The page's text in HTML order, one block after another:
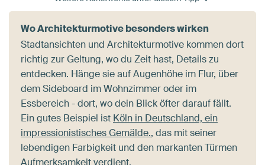
Wo Architekturmotive besonders wirken
Stadtansichten und Architekturmotive kommen dort
richtig zur Geltung, wo du Zeit hast, Details zu
entdecken. Hänge sie auf Augenhöhe im Flur, über
dem Sideboard im Wohnzimmer oder im
Essbereich - dort, wo dein Blick öfter darauf fällt.
Ein gutes Beispiel ist Köln in Deutschland, ein
impressionistisches Gemälde., das mit seiner
lebendigen Farbigkeit und den markanten Türmen